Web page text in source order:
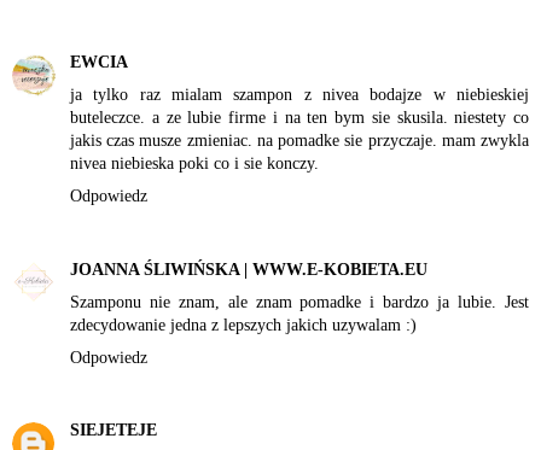
EWCIA
ja tylko raz mialam szampon z nivea bodajze w niebieskiej
buteleczce. a ze lubie firme i na ten bym sie skusila. niestety co
jakis czas musze zmieniac. na pomadke sie przyczaje. mam zwykla
nivea niebieska poki co i sie konczy.
Odpowiedz
JOANNA ŚLIWIŃSKA | WWW.E-KOBIETA.EU
Szamponu nie znam, ale znam pomadke i bardzo ja lubie. Jest
zdecydowanie jedna z lepszych jakich uzywalam :)
Odpowiedz
SIEJETEJE